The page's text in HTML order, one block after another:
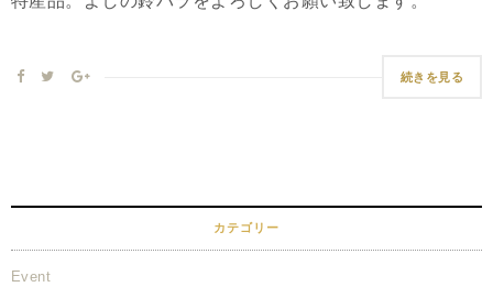
カテゴリー
Event
続きを見る